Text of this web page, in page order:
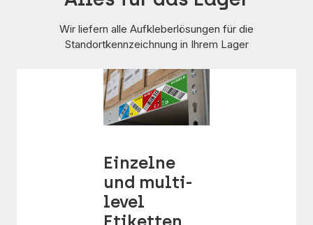
Wir liefern alle Aufkleberlösungen für die
Standortkennzeichnung in Ihrem Lager
Einzelne
und multi-
level